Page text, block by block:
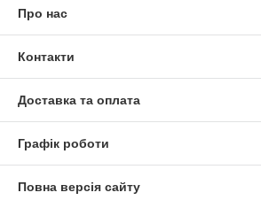
Про нас
Контакти
Доставка та оплата
Графік роботи
Повна версія сайту